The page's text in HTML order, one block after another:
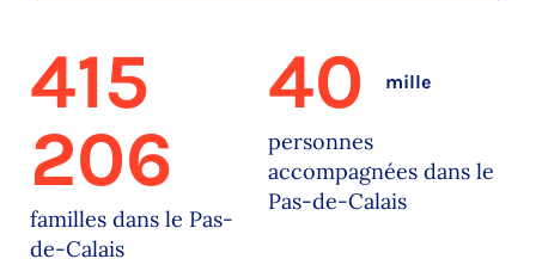
415
206
familles dans le Pas-
de-Calais
40 mille
personnes
accompagnées dans le
Pas-de-Calais